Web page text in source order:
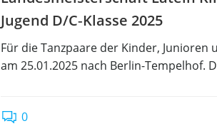
Jugend D/C‑Klasse 2025
Für die Tanz­paa­re der Kin­der, Junio­ren
am 25.01.2025 nach Ber­lin-Tem­pel­hof.
0